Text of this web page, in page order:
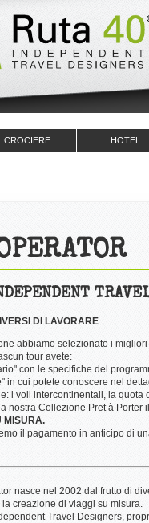
CROCIERE HOTEL
DI LAVORARE
abbiamo selezionato i
tour avete:
con le specifiche del
in cui potete conoscere nel
i voli intercontinentali, la
nostra Collezione Pret à
MISURA.
il pagamento in anticipo di
nasce nel 2002 dal frutto di
creazione di viaggi su misura.
Travel Designers,